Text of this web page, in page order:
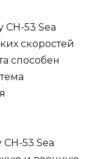
53 Sea
скоростей
способен
53 Sea